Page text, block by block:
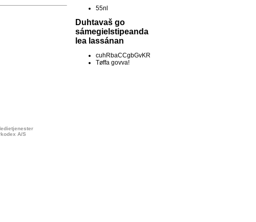
55nl
Duhtavaš go
sámegielstipeanda
lea lassánan
cuhRbaCCgbGvKR
Tøffa govva!
A/S